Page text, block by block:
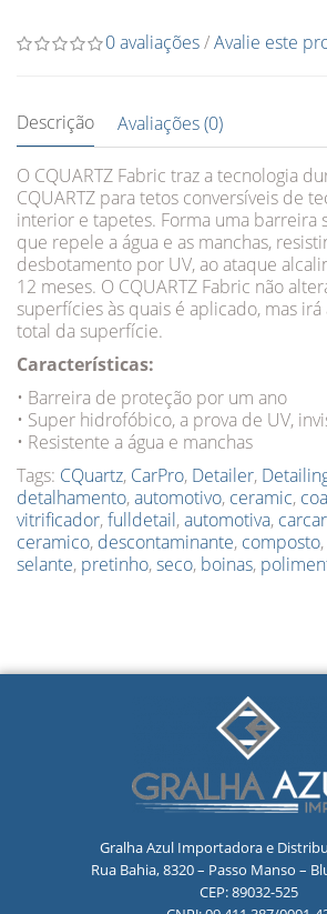
0 avaliações/Avalie este
Descrição Avaliações (0)
O CQUARTZ Fabric traz a tecnologia
CQUARTZ para tetos conversíveis de
interior e tapetes. Forma uma barreira
que repele a água e as manchas,
desbotamento por UV, ao ataque
12 meses. O CQUARTZ Fabric não
superfícies às quais é aplicado, mas
total da superfície.
Características:
• Barreira de proteção por um ano
• Super hidrofóbico, a prova de UV,
• Resistente a água e manchas
Tags: CQuartz, CarPro, Detailer,
detalhamento,automotivo, ceramic,
vitrificador,fulldetail,automotiva,
ceramico, descontaminante, composto,
selante, pretinho,seco, boinas,
Gralha Azul Importadora e
Rua Bahia, 8320 – Passo Manso –
CEP: 89032-525